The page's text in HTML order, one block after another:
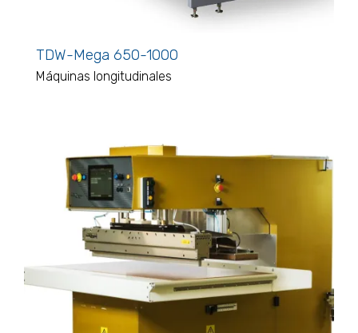
TDW-Mega 650-1000
Máquinas longitudinales